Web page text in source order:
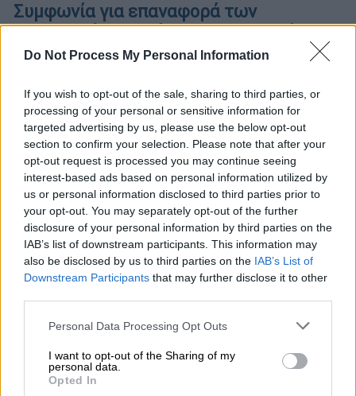
Do Not Process My Personal Information
If you wish to opt-out of the sale, sharing to third parties, or
processing of your personal or sensitive information for
targeted advertising by us, please use the below opt-out
section to confirm your selection. Please note that after your
opt-out request is processed you may continue seeing
interest-based ads based on personal information utilized by
us or personal information disclosed to third parties prior to
your opt-out. You may separately opt-out of the further
disclosure of your personal information by third parties on the
IAB’s list of downstream participants. This information may
also be disclosed by us to third parties on the IAB’s List of
Downstream Participants that may further disclose it to other
Please note that this website/app uses one or more Google
not limited to your visit or usage behaviour. You may click to
grant or deny consent to Google and its third-party tags to
use your data for below specified purposes in below Google
Personal Data Processing Opt Outs
I want to opt-out of the Sharing of my
personal data.
Opted In
Συμφωνία για επαναφορά των
συλλογικών συμβάσεων: Καταργούνται
οι μνημονιακοί περιορισμοί
σύντομα οι περισσότεροι εργαζόμενοι θα
καλύπτονται από τις συλλογικές συμβάσεις
εργασίας